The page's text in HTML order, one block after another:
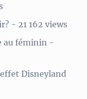
- 21 162 views
au féminin -
Disneyland